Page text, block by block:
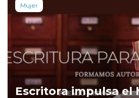
Mujer
Escritora impulsa el